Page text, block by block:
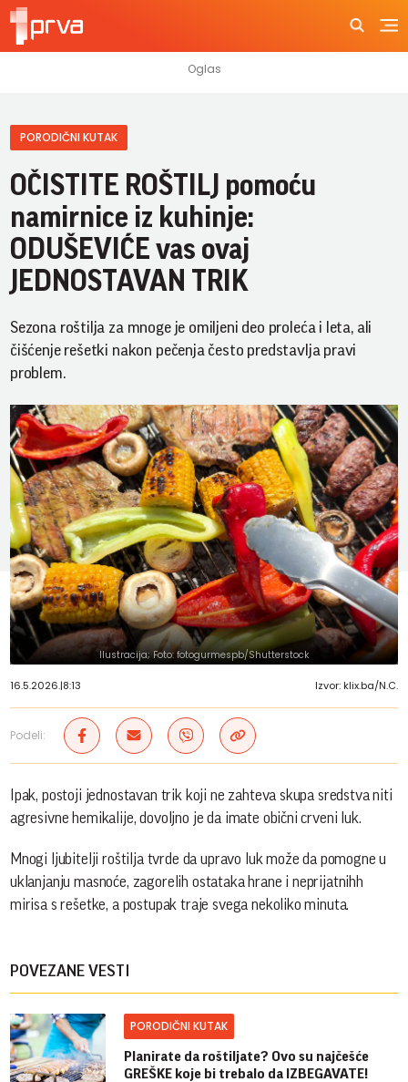
PORODIČNI KUTAK
OČISTITE ROŠTILJ pomoću
namirnice iz kuhinje:
ODUŠEVIĆE vas ovaj
JEDNOSTAVAN TRIK
Sezona roštilja za mnoge je omiljeni deo proleća i leta, ali
čišćenje rešetki nakon pečenja često predstavlja pravi
problem.
Ilustracija; Foto: fotogurmespb/Shutterstock
16.5.2026.|8:13 Izvor: klix.ba/N.C.
Podeli:
Ipak, postoji jednostavan trik koji ne zahteva skupa sredstva niti
agresivne hemikalije, dovoljno je da imate obični crveni luk.
Mnogi ljubitelji roštilja tvrde da upravo luk može da pomogne u
uklanjanju masnoće, zagorelih ostataka hrane i neprijatnihh
mirisa s rešetke, a postupak traje svega nekoliko minuta.
POVEZANE VESTI
PORODIČNI KUTAK
Planirate da roštiljate? Ovo su najčešće
GREŠKE koje bi trebalo da IZBEGAVATE!